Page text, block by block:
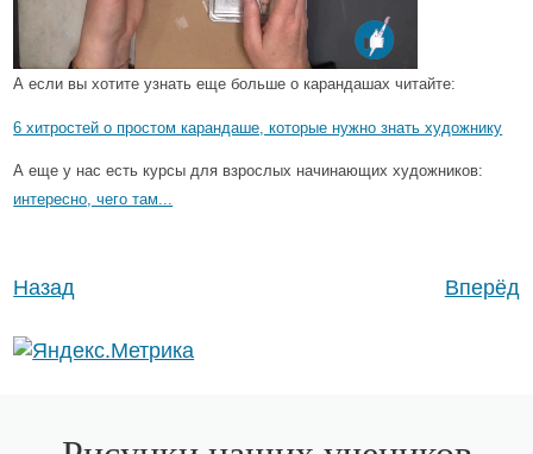
А если вы хотите узнать еще больше о карандашах читайте:
6 хитростей о простом карандаше, которые нужно знать художнику
А еще у нас есть курсы для взрослых начинающих художников:
интересно, чего там...
Назад Вперёд